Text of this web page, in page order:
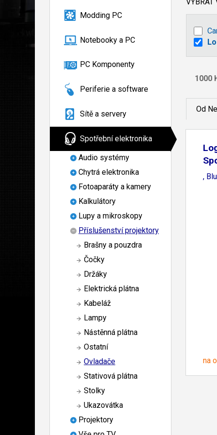
Modding PC
Notebooky a PC
PC Komponenty
Periferie a software
Sítě a servery
Spotřební elektronika
Audio systémy
Chytrá elektronika
Fotoaparáty a kamery
Kalkulátory
Lupy a mikroskopy
Příslušenství projektory
Brašny a pouzdra
Čočky
Držáky
Elektrická plátna
Kabeláž
Lampy
Nástěnná plátna
Ostatní
Ovladače
Stativová plátna
Stolky
Ukazovátka
Projektory
Od
,
na